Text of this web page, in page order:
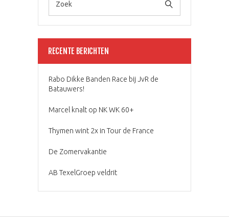
RECENTE BERICHTEN
Rabo Dikke Banden Race bij JvR de
Batauwers!
Marcel knalt op NK WK 60+
Thymen wint 2x in Tour de France
De Zomervakantie
AB TexelGroep veldrit